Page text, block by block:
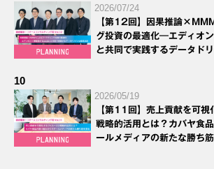
2026/07/24
【第12回】因果推論
グ投資の最適化―エディオ
と共同で実践するデータド
10
2026/05/19
【第11回】売上貢献を可視
戦略的活用とは？カバヤ食
ールメディアの新たな勝ち